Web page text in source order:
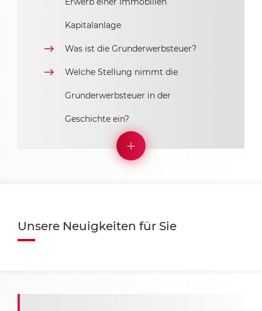
Kapitalanlage
Was ist die Grunderwerbsteuer?
Welche Stellung nimmt die
Grunderwerbsteuer in der
Geschichte ein?
Unsere Neuigkeiten für Sie